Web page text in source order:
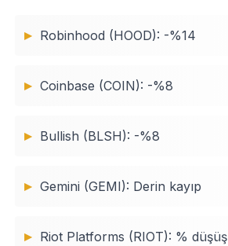
Robinhood (HOOD): -%14
Coinbase (COIN): -%8
Bullish (BLSH): -%8
Gemini (GEMI): Derin kayıp
Riot Platforms (RIOT): % düşüş